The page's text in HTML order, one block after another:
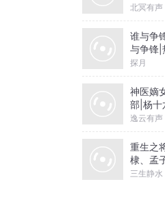
北冥有声
谁与争
与争锋|
笑|会员
探月
神医嫡
部|杨十
天冥
逸云有声
重生之
棣、孟
独后》
三生静水